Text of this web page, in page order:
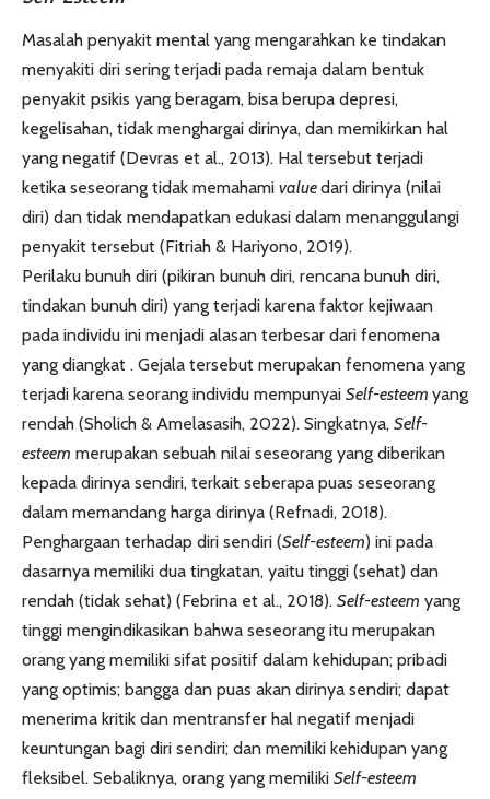
Masalah penyakit mental yang mengarahkan ke tindakan
menyakiti diri sering terjadi pada remaja dalam bentuk
penyakit psikis yang beragam, bisa berupa depresi,
kegelisahan, tidak menghargai dirinya, dan memikirkan hal
yang negatif (Devras et al., 2013). Hal tersebut terjadi
ketika seseorang tidak memahami valuedari dirinya (nilai
diri) dan tidak mendapatkan edukasi dalam menanggulangi
penyakit tersebut (Fitriah & Hariyono, 2019).
Perilaku bunuh diri (pikiran bunuh diri, rencana bunuh diri,
tindakan bunuh diri) yang terjadi karena faktor kejiwaan
pada individu ini menjadi alasan terbesar dari fenomena
yang diangkat . Gejala tersebut merupakan fenomena yang
terjadi karena seorang individu mempunyai Self-esteem yang
rendah (Sholich & Amelasasih, 2022). Singkatnya, Self-
esteem merupakan sebuah nilai seseorang yang diberikan
kepada dirinya sendiri, terkait seberapa puas seseorang
dalam memandang harga dirinya (Refnadi, 2018).
Penghargaan terhadap diri sendiri (Self-esteem) ini pada
dasarnya memiliki dua tingkatan, yaitu tinggi (sehat) dan
rendah (tidak sehat) (Febrina et al., 2018). Self-esteem yang
tinggi mengindikasikan bahwa seseorang itu merupakan
orang yang memiliki sifat positif dalam kehidupan; pribadi
yang optimis; bangga dan puas akan dirinya sendiri; dapat
menerima kritik dan mentransfer hal negatif menjadi
keuntungan bagi diri sendiri; dan memiliki kehidupan yang
fleksibel. Sebaliknya, orang yang memiliki Self-esteem